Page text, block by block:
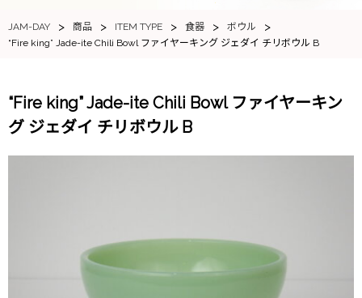
JAM-DAY > 商品 > ITEM TYPE > 食器 > ボウル >
“Fire king” Jade-ite Chili Bowl ファイヤーキング ジェダイ チリボウル B
“Fire king” Jade-ite Chili Bowl ファイヤーキン
グ ジェダイ チリボウル B